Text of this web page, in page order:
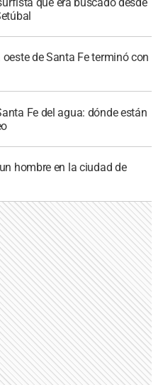
de Santa Fe terminó con
Fe del agua: dónde están
hombre en la ciudad de